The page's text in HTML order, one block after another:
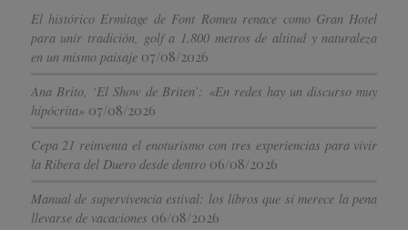
El histórico Ermitage de Font Romeu renace como Gran Hotel
para unir tradición, golf a 1.800 metros de altitud y naturaleza
en un mismo paisaje 07/08/2026
Ana Brito, ‘El Show de Briten’: «En redes hay un discurso muy
hipócrita» 07/08/2026
Cepa 21 reinventa el enoturismo con tres experiencias para vivir
la Ribera del Duero desde dentro 06/08/2026
Manual de supervivencia estival: los libros que sí merece la pena
llevarse de vacaciones 06/08/2026